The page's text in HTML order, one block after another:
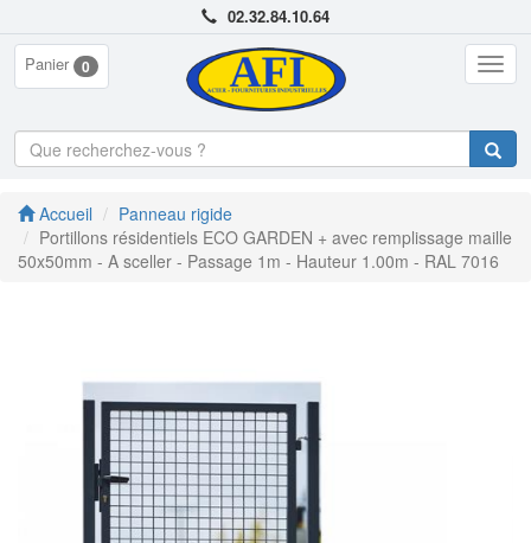
02.32.84.10.64
Panier 0
Accueil
Panneau rigide
Portillons résidentiels ECO GARDEN + avec remplissage maille
50x50mm - A sceller - Passage 1m - Hauteur 1.00m - RAL 7016